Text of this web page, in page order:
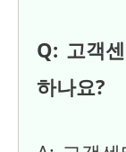
Q: 고객
하나요?